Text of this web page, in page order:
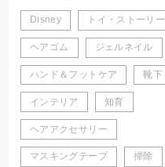
Disney トイ・ストーリー
ヘアゴム ジェルネイル
ハンド＆フットケア 靴下
インテリア 知育
ヘアアクセサリー
マスキングテープ 掃除